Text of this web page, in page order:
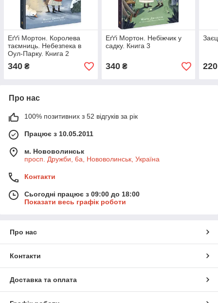
Еґґі Мортон. Королева
таємниць. Небезпека в
Оул-Парку. Книга 2
340 ₴
Еґґі Мортон. Небіжчик у
садку. Книга 3
340₴ 220
Про нас
100% позитивних з 52 відгуків за рік
Працює з 10.05.2011
м. Нововолинськ
просп. Дружби, 6а, Нововолинськ, Україна
Контакти
Сьогодні працює з 09:00 до 18:00
Показати весь графік роботи
Про нас
Контакти
Доставка та оплата